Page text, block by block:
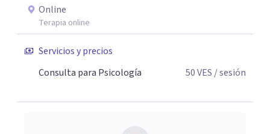
Online
Terapia online
Servicios y precios
Consulta para Psicología
50VES / sesión